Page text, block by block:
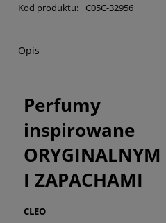
Kod produktu:
C05C-32956
Opis
Perfumy
inspirowane
ORYGINALNYM
I ZAPACHAMI
CLEO